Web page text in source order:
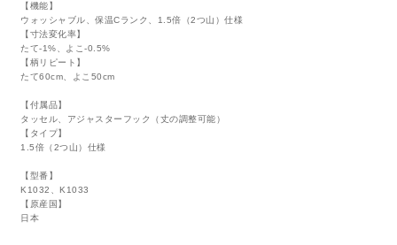
【機能】
ウォッシャブル、保温Cランク、1.5倍（2つ山）仕様
【寸法変化率】
たて-1%、よこ-0.5%
【柄リピート】
たて60cm、よこ50cm
【付属品】
タッセル、アジャスターフック（丈の調整可能）
【タイプ】
1.5倍（2つ山）仕様
【型番】
K1032、K1033
【原産国】
日本